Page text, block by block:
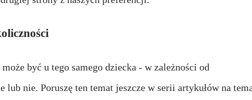
być u tego samego dziecka - w zależności od
lub nie. Poruszę ten temat jeszcze w serii artykułów na